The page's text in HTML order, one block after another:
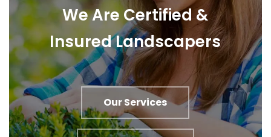
We Are Certified &
Insured Landscapers
Our Services